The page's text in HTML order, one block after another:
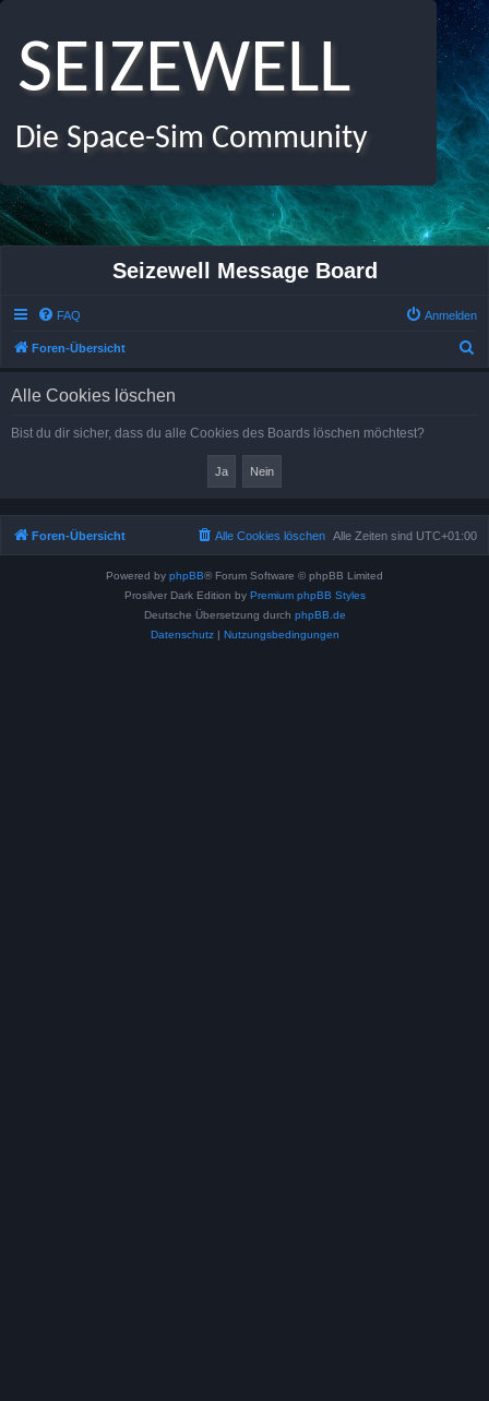
SEIZEWELL
Die Space-Sim Community
Seizewell Message Board
FAQ Anmelden
Foren-Übersicht
Alle Cookies löschen
Bist du dir sicher, dass du alle Cookies des Boards löschen möchtest?
Foren-Übersicht Alle Zeiten sind UTC+01:00
Alle Cookies löschen
Powered by phpBB® Forum Software © phpBB Limited
Prosilver Dark Edition by Premium phpBB Styles
Deutsche Übersetzung durch phpBB.de
Datenschutz| Nutzungsbedingungen